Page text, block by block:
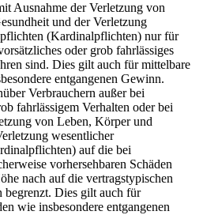
Ausnahme der Verletzung von
und der Verletzung
(Kardinalpflichten) nur für
oder grob fahrlässiges
sind. Dies gilt auch für mittelbare
entgangenen Gewinn.
Verbrauchern außer bei
fahrlässigem Verhalten oder bei
von Leben, Körper und
wesentlicher
auf die bei
vorhersehbaren Schäden
nach auf die vertragstypischen
begrenzt. Dies gilt auch für
wie insbesondere entgangenen